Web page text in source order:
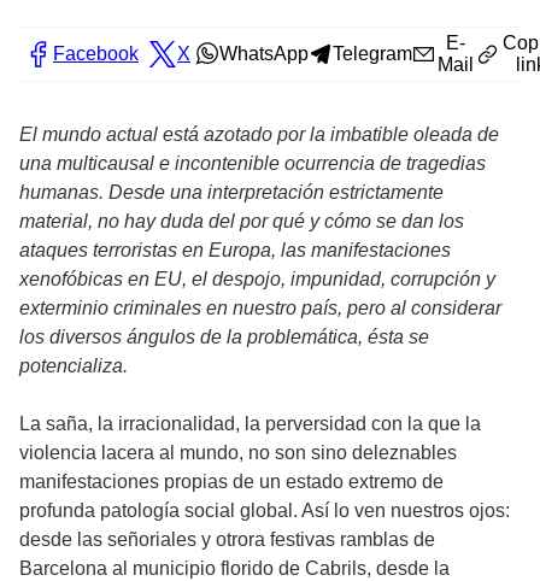
Facebook X WhatsApp Telegram
E-
Mail
El mundo actual está azotado por la imbatible oleada de
una multicausal e incontenible ocurrencia de tragedias
humanas. Desde una interpretación estrictamente
material, no hay duda del por qué y cómo se dan los
ataques terroristas en Europa, las manifestaciones
xenofóbicas en EU, el despojo, impunidad, corrupción y
exterminio criminales en nuestro país, pero al considerar
los diversos ángulos de la problemática, ésta se
potencializa.
La saña, la irracionalidad, la perversidad con la que la
violencia lacera al mundo, no son sino deleznables
manifestaciones propias de un estado extremo de
profunda patología social global. Así lo ven nuestros ojos:
desde las señoriales y otrora festivas ramblas de
Barcelona al municipio florido de Cabrils, desde la